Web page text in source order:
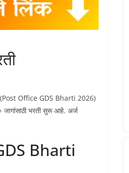
(Post Office GDS Bharti 2026)
भरती सुरू आहे. अर्ज
Bharti